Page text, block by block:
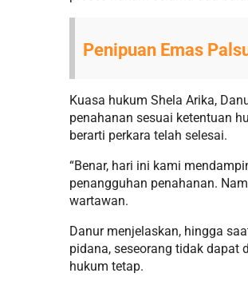
Penipuan Emas
Kuasa hukum Shela Arika,
penahanan sesuai ketentuan
berarti perkara telah selesai.
“Benar, hari ini kami
penangguhan penahanan.
wartawan.
Danur menjelaskan, hingga
pidana, seseorang tidak dapat
hukum tetap.